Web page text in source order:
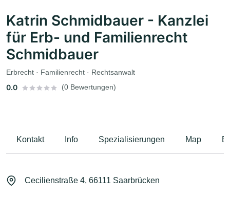
Katrin Schmidbauer - Kanzlei
für Erb- und Familienrecht
Schmidbauer
Erbrecht · Familienrecht · Rechtsanwalt
0.0 (0 Bewertungen)
Kontakt Info Spezialisierungen Map
Cecilienstraße 4, 66111 Saarbrücken